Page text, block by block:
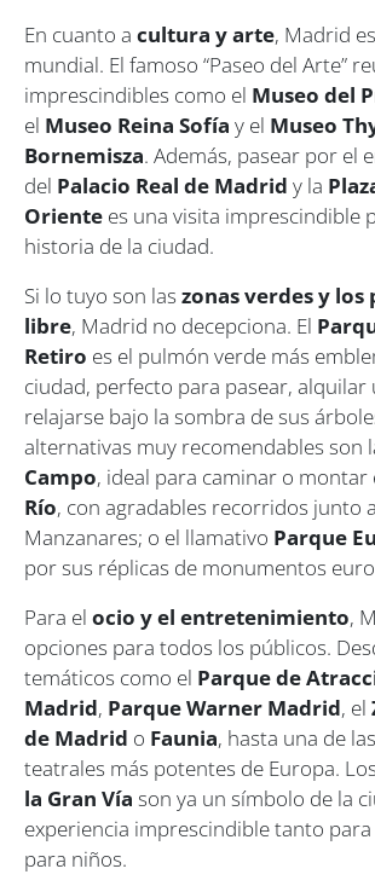
En cuanto a cultura y arte, Madrid
mundial. El famoso “Paseo del Arte”
imprescindibles como el Museo del
el Museo Reina Sofía y el Museo
Bornemisza. Además, pasear por el
del Palacio Real de Madrid y la
Oriente es una visita imprescindible
historia de la ciudad.
Si lo tuyo son las zonas verdes y los
libre, Madrid no decepciona. El
Retiro es el pulmón verde más
ciudad, perfecto para pasear, alquilar
relajarse bajo la sombra de sus
alternativas muy recomendables son
Campo, ideal para caminar o montar
Río, con agradables recorridos junto
Manzanares; o el llamativo Parque
por sus réplicas de monumentos
Para el ocio y el entretenimiento,
opciones para todos los públicos.
temáticos como el Parque de
Madrid, Parque Warner Madrid, el
de Madrid o Faunia, hasta una de
teatrales más potentes de Europa. Los
la Gran Vía son ya un símbolo de la
experiencia imprescindible tanto
para niños.